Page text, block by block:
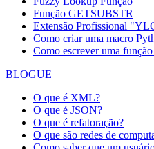
Função GETSUBSTR
Extensão Profissional
Como criar uma macro
Como escrever uma
BLOGUE
O que é XML?
O que é JSON?
O que é refatoração?
O que são redes de